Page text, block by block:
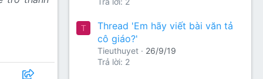
T
Thread 'Em hãy viết bài văn tả
cô giáo?'
Tieuthuyet
26/9/19
Trả lời: 2